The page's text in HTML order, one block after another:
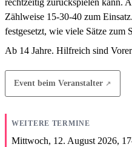
rechtzeitig zurückspielen kann.
Zählweise 15-30-40 zum
festgesetzt, wie viele Sätze zum
Ab 14 Jahre. Hilfreich sind
Event beim Veranstalter
WEITERE TERMINE
Mittwoch, 12. August 2026, 17